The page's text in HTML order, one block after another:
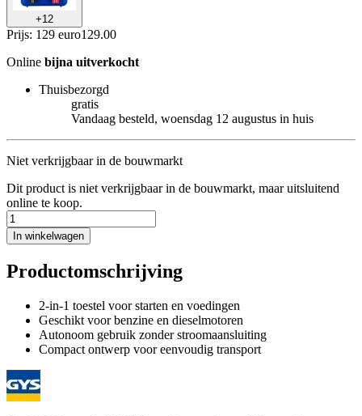
+12
Prijs: 129 euro129.00
Online bijna uitverkocht
Thuisbezorgd
gratis
Vandaag besteld, woensdag 12 augustus in huis
Niet verkrijgbaar in de bouwmarkt
Dit product is niet verkrijgbaar in de bouwmarkt, maar uitsluitend
online te koop.
In winkelwagen
Productomschrijving
2-in-1 toestel voor starten en voedingen
Geschikt voor benzine en dieselmotoren
Autonoom gebruik zonder stroomaansluiting
Compact ontwerp voor eenvoudig transport